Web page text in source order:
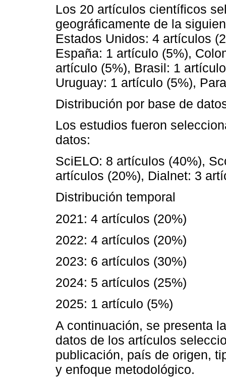
Los 20 artículos científicos
geográficamente de la
Estados Unidos: 4 artículos
España: 1 artículo (5%),
artículo (5%), Brasil: 1
Uruguay: 1 artículo (5%),
Distribución por base de
Los estudios fueron
datos:
SciELO: 8 artículos (40%),
artículos (20%), Dialnet: 3
Distribución temporal
2021: 4 artículos (20%)
2022: 4 artículos (20%)
2023: 6 artículos (30%)
2024: 5 artículos (25%)
2025: 1 artículo (5%)
A continuación, se presenta
datos de los artículos
publicación, país de origen,
y enfoque metodológico.